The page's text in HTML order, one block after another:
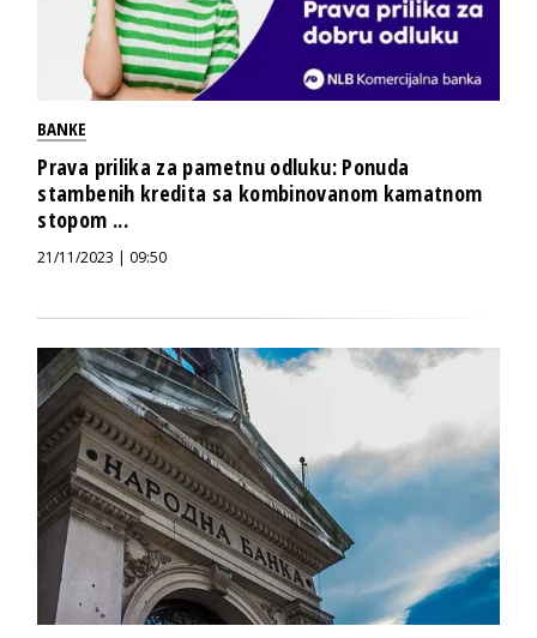
BANKE
Prava prilika za pametnu odluku: Ponuda
stambenih kredita sa kombinovanom kamatnom
stopom ...
21/11/2023 | 09:50